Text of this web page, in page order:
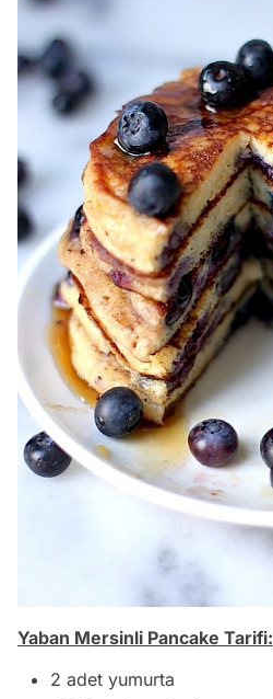
Yaban Mersinli Pancake Tarifi:
2 adet yumurta